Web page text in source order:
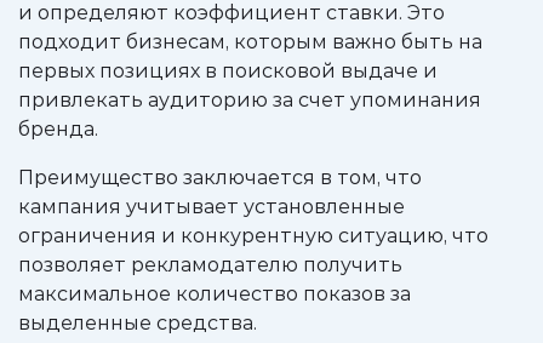
и определяют коэффициент ставки. Это
подходит бизнесам, которым важно быть на
первых позициях в поисковой выдаче и
привлекать аудиторию за счет упоминания
бренда.
Преимущество заключается в том, что
кампания учитывает установленные
ограничения и конкурентную ситуацию, что
позволяет рекламодателю получить
максимальное количество показов за
выделенные средства.